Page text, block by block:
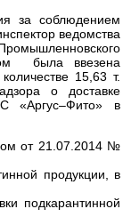
за соблюдением
ведомства
была ввезена
15,63 т.
о доставке
«Аргус–Фито» в
от 21.07.2014 №
продукции, в
подкарантинной